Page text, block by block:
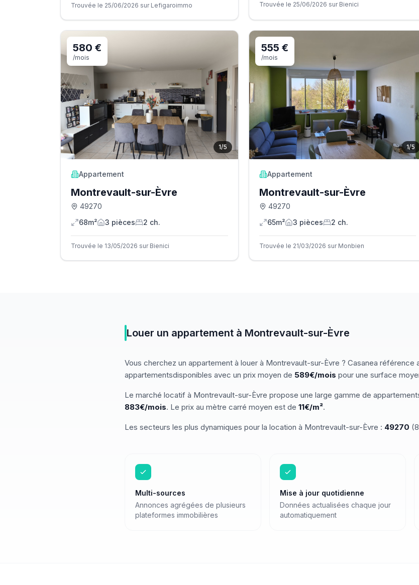
Trouvée le 25/06/2026 sur Lefigaroimmo Trouvée le 25/06/2026 sur Bienici
1/5
580 €
/mois
Appartement
Montrevault-sur-Èvre
49270
68m²
3 pièces 2 ch.
Trouvée le 13/05/2026 sur Bienici
1/5
555 €
/mois
Appartement
Montrevault-sur-Èvre
49270
65m²
3 pièces 2 ch.
Trouvée le 21/03/2026 sur Monbien
Louer un appartement à Montrevault-sur-Èvre
Vous cherchez un appartement à louer à Montrevault-sur-Èvre ? Casanea référence
appartementsdisponibles avec un prix moyen de 589€/mois pour une surface
Le marché locatif à Montrevault-sur-Èvre propose une large gamme de
883€/mois. Le prix au mètre carré moyen est de 11€/m².
Les secteurs les plus dynamiques pour la location à Montrevault-sur-Èvre : 49270 (8
Multi-sources
Annonces agrégées de plusieurs
plateformes immobilières
Mise à jour quotidienne
Données actualisées chaque jour
automatiquement